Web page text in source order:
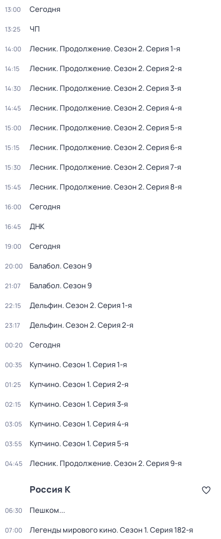
13:00 Сегодня
13:25 ЧП
14:00 Лесник. Продолжение. Сезон 2. Серия 1-я
14:15 Лесник. Продолжение. Сезон 2. Серия 2-я
14:30 Лесник. Продолжение. Сезон 2. Серия 3-я
14:45 Лесник. Продолжение. Сезон 2. Серия 4-я
15:00 Лесник. Продолжение. Сезон 2. Серия 5-я
15:15 Лесник. Продолжение. Сезон 2. Серия 6-я
15:30 Лесник. Продолжение. Сезон 2. Серия 7-я
15:45 Лесник. Продолжение. Сезон 2. Серия 8-я
16:00 Сегодня
16:45 ДНК
19:00 Сегодня
20:00 Балабол. Сезон 9
21:07 Балабол. Сезон 9
22:15 Дельфин. Сезон 2. Серия 1-я
23:17 Дельфин. Сезон 2. Серия 2-я
00:20 Сегодня
00:35 Купчино. Сезон 1. Серия 1-я
01:25 Купчино. Сезон 1. Серия 2-я
02:15 Купчино. Сезон 1. Серия 3-я
03:05 Купчино. Сезон 1. Серия 4-я
03:55 Купчино. Сезон 1. Серия 5-я
04:45 Лесник. Продолжение. Сезон 2. Серия 9-я
Россия К
06:30 Пешком...
07:00 Легенды мирового кино. Сезон 1. Серия 182-я